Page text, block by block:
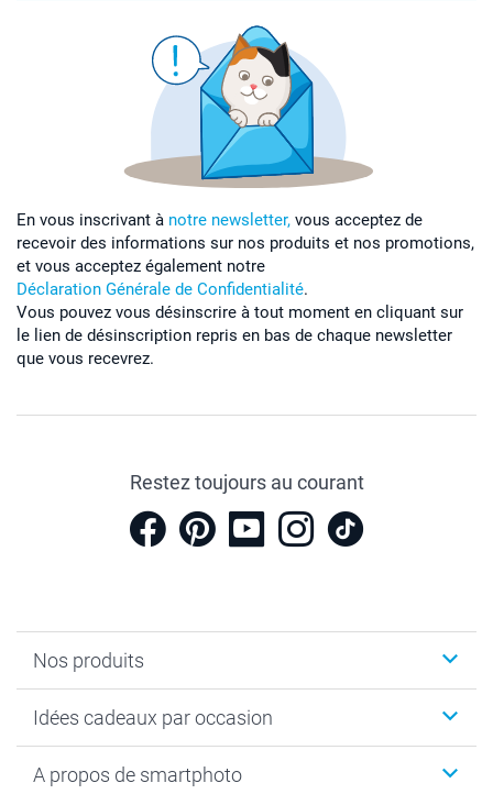
En vous inscrivant à notre newsletter, vous acceptez de
recevoir des informations sur nos produits et nos promotions,
et vous acceptez également notre
Déclaration Générale de Confidentialité.
Vous pouvez vous désinscrire à tout moment en cliquant sur
le lien de désinscription repris en bas de chaque newsletter
que vous recevrez.
Restez toujours au courant
Nos produits
Calendrier photo & Agenda photo
Tirage photo & agrandissement
Idées cadeaux par occasion
Anniversaire
A propos de smartphoto